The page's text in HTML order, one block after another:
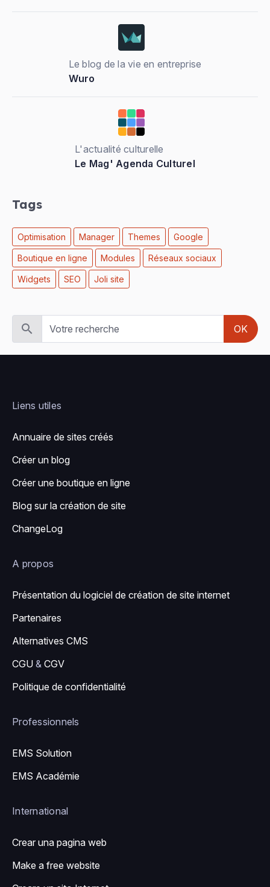
Le blog de la vie en entreprise
Wuro
L'actualité culturelle
Le Mag' Agenda Culturel
Tags
Optimisation Manager Themes Google
Boutique en ligne Modules Réseaux sociaux
Widgets SEO Joli site
OK
Liens utiles
Annuaire de sites créés
Créer un blog
Créer une boutique en ligne
Blog sur la création de site
ChangeLog
A propos
Présentation du logiciel de création de site internet
Partenaires
Alternatives CMS
CGU & CGV
Politique de confidentialité
Professionnels
EMS Solution
EMS Académie
International
Crear una pagina web
Make a free website